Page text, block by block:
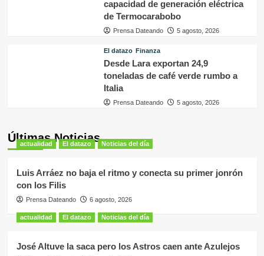
capacidad de generación eléctrica
de Termocarabobo
Prensa Dateando 5 agosto, 2026
El datazo Finanza
Desde Lara exportan 24,9
toneladas de café verde rumbo a
Italia
Prensa Dateando 5 agosto, 2026
Últimas Noticias
actualidad El datazo Noticias del día
Luis Arráez no baja el ritmo y conecta su primer jonrón
con los Filis
Prensa Dateando 6 agosto, 2026
actualidad El datazo Noticias del día
José Altuve la saca pero los Astros caen ante Azulejos